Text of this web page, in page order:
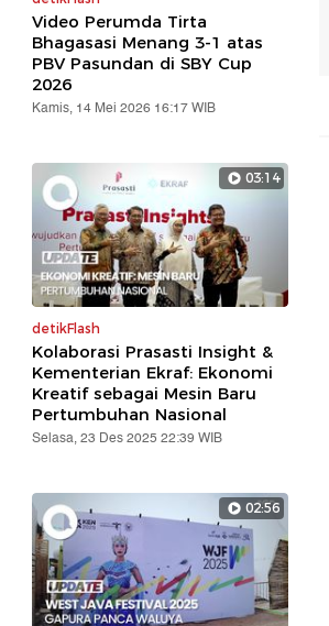
Video Perumda Tirta
Bhagasasi Menang 3-1 atas
PBV Pasundan di SBY Cup
2026
Kamis, 14 Mei 2026 16:17 WIB
03:14
detikFlash
Kolaborasi Prasasti Insight &
Kementerian Ekraf: Ekonomi
Kreatif sebagai Mesin Baru
Pertumbuhan Nasional
Selasa, 23 Des 2025 22:39 WIB
02:56